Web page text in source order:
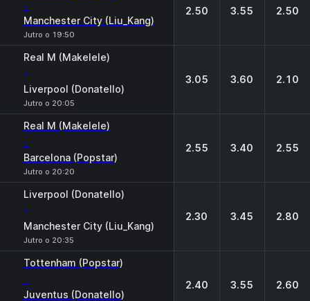
-
Manchester City (Liu_Kang)
Jutro o 19:50
2.50 3.55 2.50
Real M (Makelele)
-
Liverpool (Donatello)
Jutro o 20:05
3.05 3.60 2.10
Real M (Makelele)
-
Barcelona (Popstar)
Jutro o 20:20
2.55 3.40 2.55
Liverpool (Donatello)
-
Manchester City (Liu_Kang)
Jutro o 20:35
2.30 3.45 2.80
Tottenham (Popstar)
-
Juventus (Donatello)
2.40 3.55 2.60